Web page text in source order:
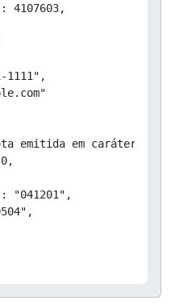
4107603,
1111",
emitida em caráter de
"041201",